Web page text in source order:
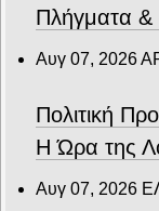
Πλήγματα &
Αυγ 07, 2026
Πολιτική
Η Ώρα της
Αυγ 07, 2026